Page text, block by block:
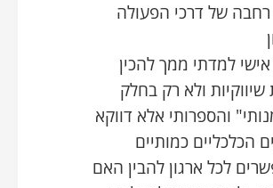
של דרכי הפעולה
אישי למדתי ממך להכין
שיווקיות ולא רק בחלק
והספרותי אלא דווקא
הכלכליים כמותיים
לכל ארגון להבין האם